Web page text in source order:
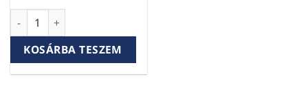
Vörösfenyő hajópadló 19 x 146 x 4000 mm mennyiség
KOSÁRBA TESZEM